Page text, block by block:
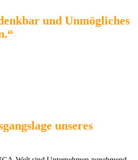
und Unmögliches
unseres